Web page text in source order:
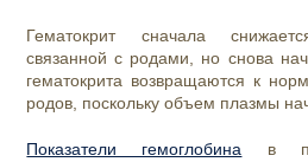
Гематокрит сначала
связанной с родами, но снова
гематокрита возвращаются к
родов, поскольку объем плазмы
Показатели гемоглобина в